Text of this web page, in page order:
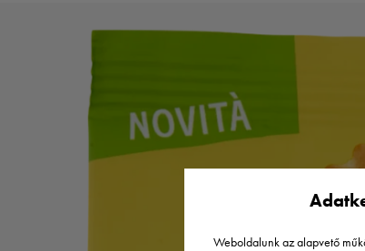
Weboldalunk az alapvető